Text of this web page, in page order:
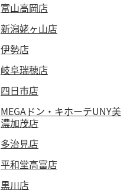
富山高岡店
新潟姥ヶ山店
伊勢店
岐阜瑞穂店
四日市店
MEGAドン・キホーテUNY美
濃加茂店
多治見店
平和堂高富店
黒川店